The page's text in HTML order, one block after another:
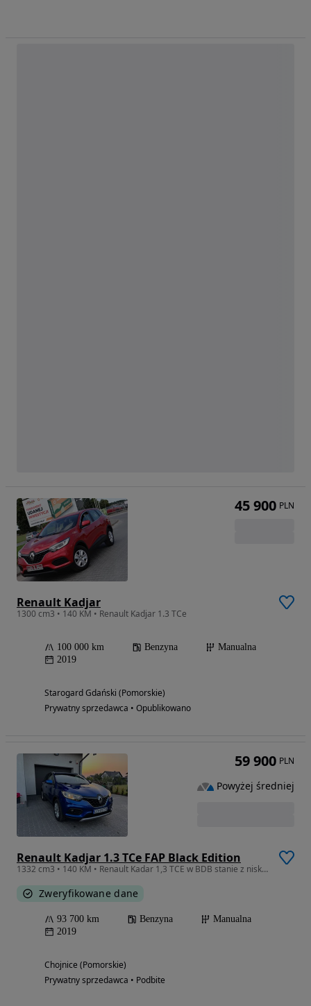
Renault Kadjar
1300 cm3 • 140 KM • Renault Kadjar 1.3 TCe
100 000 km Benzyna
Manualna
2019
Starogard Gdański (Pomorskie)
Prywatny sprzedawca • Opublikowano
45 900 PLN
Renault Kadjar 1.3 TCe FAP Black Edition
1332 cm3 • 140 KM • Renault Kadar 1,3 TCE w BDB stanie z niskim przebiegiem
Zweryfikowane dane
93 700 km Benzyna
Manualna
2019
Chojnice (Pomorskie)
Prywatny sprzedawca • Podbite
59 900 PLN
Powyżej średniej